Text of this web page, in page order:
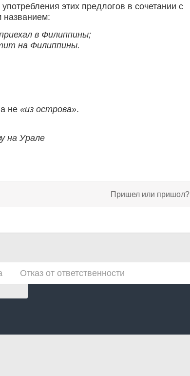
этих предлогов в сочетании с
названием:
в Филиппины;
на Филиппины.
не «из острова».
на Урале
Пришел или пришол?
Отказ от ответственности